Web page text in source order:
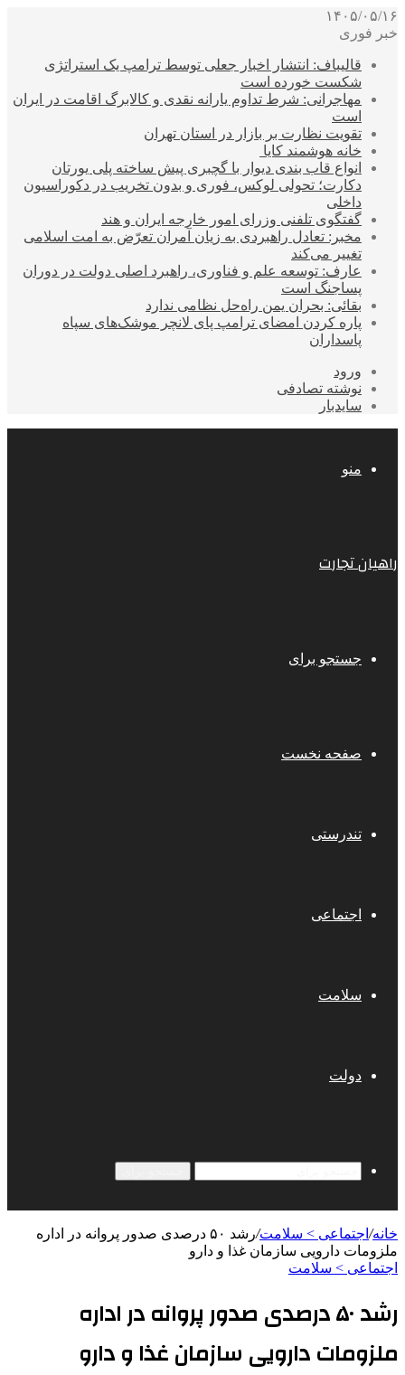
۱۴۰۵/۰۵/۱۶
خبر فوری
قالیباف: انتشار اخبار جعلی توسط ترامپ یک استراتژی
شکست خورده است
مهاجرانی: شرط تداوم یارانه نقدی و کالابرگ اقامت در ایران
است
تقویت نظارت بر بازار در استان تهران
خانه هوشمند کایا
انواع قاب بندی دیوار با گچبری پیش ساخته پلی یورتان
دکارت؛ تحولی لوکس، فوری و بدون تخریب در دکوراسیون
داخلی
گفتگوی تلفنی وزرای امور خارجه ایران و هند
مخبر: تعادل راهبردی به زیان آمران تعرّض به امت اسلامی
تغییر می‌کند
عارف: توسعه علم و فناوری، راهبرد اصلی دولت در دوران
پساجنگ است
بقائی: بحران یمن راه‌حل نظامی ندارد
پاره کردن امضای ترامپ پای لانچر موشک‌های سپاه
پاسداران
ورود
نوشته تصادفی
سایدبار
منو
راهیان تجارت
جستجو برای
صفحه نخست
تندرستی
اجتماعی
سلامت
دولت
خانه/ اجتماعی > سلامت/
رشد ۵۰ درصدی صدور پروانه در اداره
ملزومات دارویی سازمان غذا و دارو
اجتماعی > سلامت
رشد ۵۰ درصدی صدور پروانه در اداره
ملزومات دارویی سازمان غذا و دارو